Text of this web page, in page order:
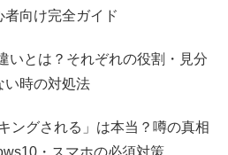
向け完全ガイド
いとは？それぞれの役割・見分
い時の対処法
ングされる」は本当？噂の真相
・スマホの必須対策